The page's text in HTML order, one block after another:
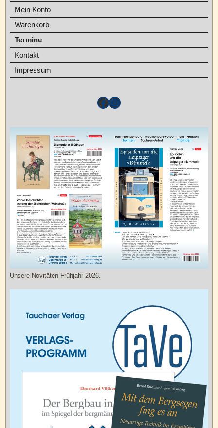
Mein Konto
Warenkorb
Termine
Kontakt
Impressum
Unsere Novitäten Frühjahr 2026.